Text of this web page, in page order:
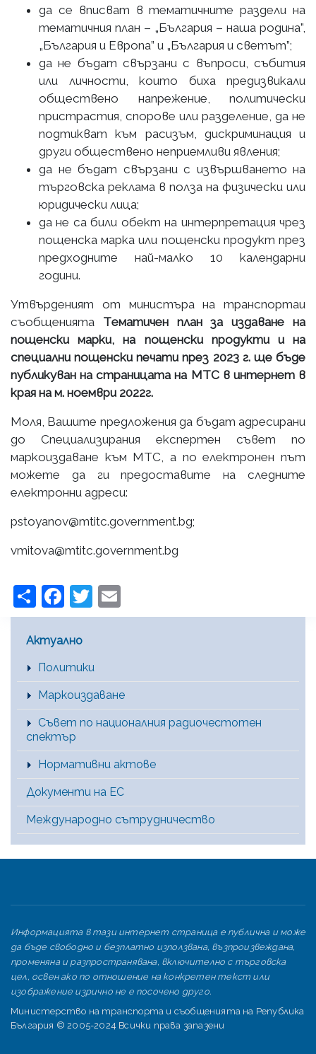
да се вписват в тематичните раздели на
тематичния план – „България – наша родина”,
„България и Европа” и „България и светът”;
да не бъдат свързани с въпроси, събития
или личности, които биха предизвикали
обществено напрежение, политически
пристрастия, спорове или разделение, да не
подтикват към расизъм, дискриминация и
други обществено неприемливи явления;
да не бъдат свързани с извършването на
търговска реклама в полза на физически или
юридически лица;
да не са били обект на интерпретация чрез
пощенска марка или пощенски продукт през
предходните най-малко 10 календарни
години.
Утвърденият от министъра на транспортаи
съобщенията Tематичен план за издаване на
пощенски марки, на пощенски продукти и на
специални пощенски печати през 2023 г. ще бъде
публикуван на страницата на МТС в интернет в
края на м. ноември 2022г.
Моля, Вашите предложения да бъдат адресирани
до Специализирания експертен съвет по
маркоиздаване към МТС, а по електронен път
можете да ги предоставите на следните
електронни адреси:
pstoyanov@mtitc.government.bg;
vmitova@mtitc.government.bg
ShareFacebook
Twitter
Main Menu [BG]
Актуално
Политики
Маркоиздаване
Съвет по националния радиочестотен
спектър
Нормативни актове
Документи на ЕС
Международно сътрудничество
Информацията в тази интернет страница е публична и може
да бъде свободно и безплатно използвана, възпроизвеждана,
променяна и разпространявана, включително с търговска
цел, освен ако по отношение на конкретен текст или
изображение изрично не е посочено друго.
Министерство на транспорта и съобщенията на Република
България © 2005-2024 Всички права запазени